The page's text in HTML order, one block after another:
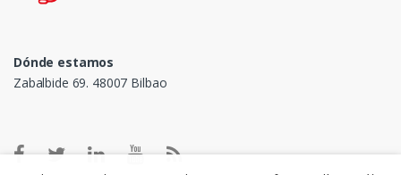
Dónde estamos
Zabalbide 69. 48007 Bilbao